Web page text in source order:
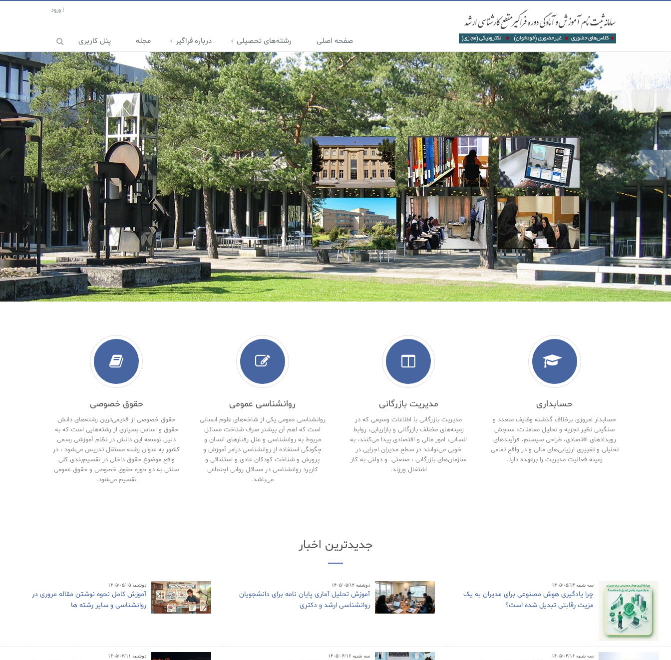
ورود
صفحه اصلی رشته‌های تحصیلی درباره فراگیر مجله پنل کاربری
حسابداری
حسابدار امروزی برخلاف گذشته وظایف متعدد و
سنگینی نظیر تجزیه و تحلیل معاملات، سنجش
رویدادهای اقتصادی، طراحی سیستم، فرآیندهای
تحلیلی و تغییری ارزیابی‌های مالی و در واقع تمامی
زمینه فعالیت مدیریت را برعهده دارد.
مدیریت بازرگانی
مدیریت بازرگانی با اطلاعات وسیعی که در
زمینه‌های مختلف بازرگانی و بازاریابی، روابط
انسانی، امور مالی و اقتصادی پیدا می‌کنند، به
خوبی می‌توانند در سطح مدیران اجرایی در
سازمان‌های بازرگانی ، صنعتی و دولتی به کار
اشتغال ورزند.
روانشناسی عمومی
روانشناسی عمومی یکی از شاخه‌های علوم انسانی
است که اهم آن بیشتر صرف شناخت مسائل
مربوط به روانشناسی و علل رفتارهای انسان و
چگونگی استفاده از روانشناسی درامر آموزش و
پرورش و شناخت کودکان عادی و استثنائی و
کاربرد روانشناسی در مسائل روانی اجتماعی
می‌باشد.
حقوق خصوصی
حقوق خصوصی از قدیمی‌ترین رشته‌های دانش
حقوق و اساس بسیاری از رشته‌هایی است که به
دلیل توسعه این دانش در نظام آموزشی رسمی
کشور به عنوان رشته مستقل تدریس می‌شود ، در
واقع موضوع حقوق داخلی در تقسیم‌بندی کلی
سنتی به دو حوزه حقوق خصوصی و حقوق‌ عمومی
تقسیم می‌شود.
جدیدترین اخبار
سه شنبه ۱۴۰۵/۰۵/۱۳
چرا یادگیری هوش مصنوعی برای مدیران به یک
مزیت رقابتی تبدیل شده است؟
دوشنبه ۱۴۰۵/۰۵/۱۲
آموزش تحلیل آماری پایان نامه برای دانشجویان
روانشناسی ارشد و دکتری
دوشنبه ۱۴۰۵/۰۵/۰۵
آموزش کامل نحوه نوشتن مقاله مروری در
روانشناسی و سایر رشته ها
سه شنبه ۱۴۰۵/۰۴/۱۶ سه شنبه ۱۴۰۵/۰۴/۱۶ دوشنبه ۱۴۰۵/۰۳/۱۱